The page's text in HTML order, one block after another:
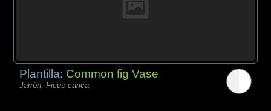
Plantilla: Common fig Vase
Jarrón, Ficus carica,